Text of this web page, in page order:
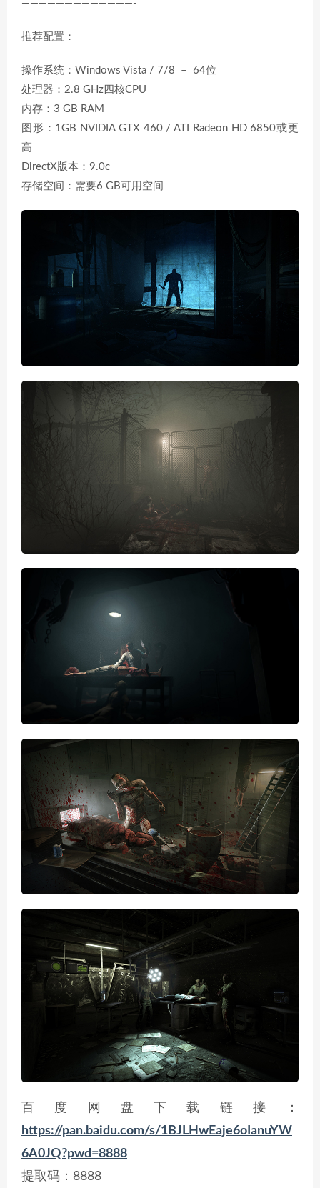
—————————————-
推荐配置：
操作系统：Windows Vista / 7/8 – 64位
处理器：2.8 GHz四核CPU
内存：3 GB RAM
图形：1GB NVIDIA GTX 460 / ATI Radeon HD 6850或更
高
DirectX版本：9.0c
存储空间：需要6 GB可用空间
百度网盘下载链接：
https://pan.baidu.com/s/1BJLHwEaje6oIanuYW
6A0JQ?pwd=8888
提取码：8888